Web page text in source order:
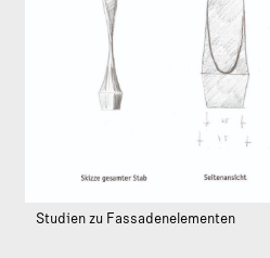
Studien zu Fassadenelementen